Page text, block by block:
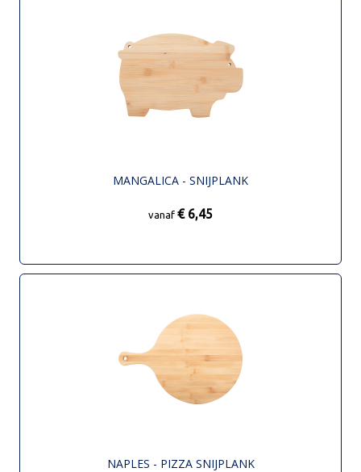
MANGALICA - SNIJPLANK
vanaf € 6,45
NAPLES - PIZZA SNIJPLANK